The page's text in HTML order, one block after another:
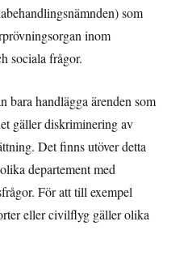
som
inom
sociala frågor.
bara handlägga ärenden som
gäller diskriminering av
Det finns utöver detta
departement med
För att till exempel
eller civilflyg gäller olika